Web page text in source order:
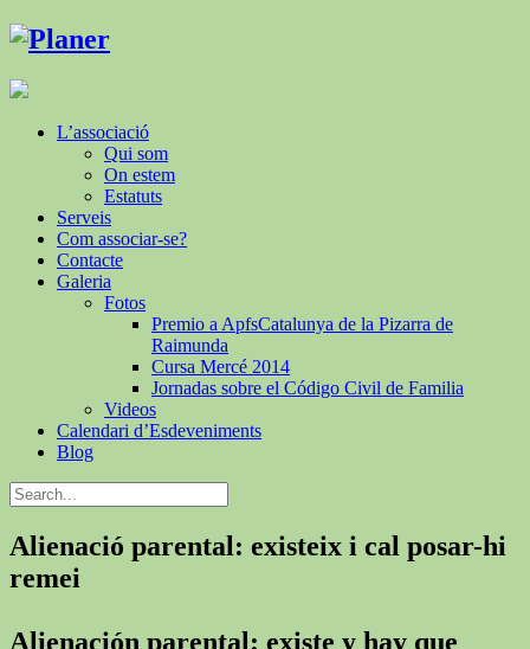
L’associació
Qui som
On estem
Estatuts
Serveis
Com associar-se?
Contacte
Galeria
Fotos
Premio a ApfsCatalunya de la Pizarra de
Raimunda
Cursa Mercé 2014
Jornadas sobre el Código Civil de Familia
Videos
Calendari d’Esdeveniments
Blog
Alienació parental: existeix i cal posar-hi
remei
Alienación parental: existe y hay que